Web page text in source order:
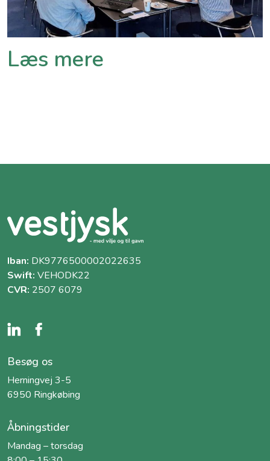
Læs mere
Iban: DK9776500002022635
Swift: VEHODK22
CVR: 2507 6079
Besøg os
Herningvej 3-5
6950 Ringkøbing
Åbningstider
Mandag – torsdag